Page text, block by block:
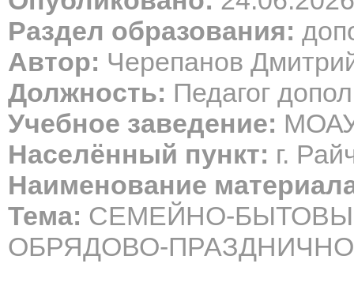
Раздел образования:
Автор: Черепанов
Должность: Педагог
Учебное заведение:
Населённый пункт: г.
Наименование
Тема: СЕМЕЙНО-
ОБРЯДОВО-